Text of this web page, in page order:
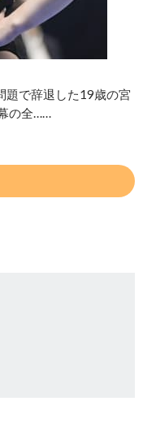
題で辞退した19歳の宮
の全……